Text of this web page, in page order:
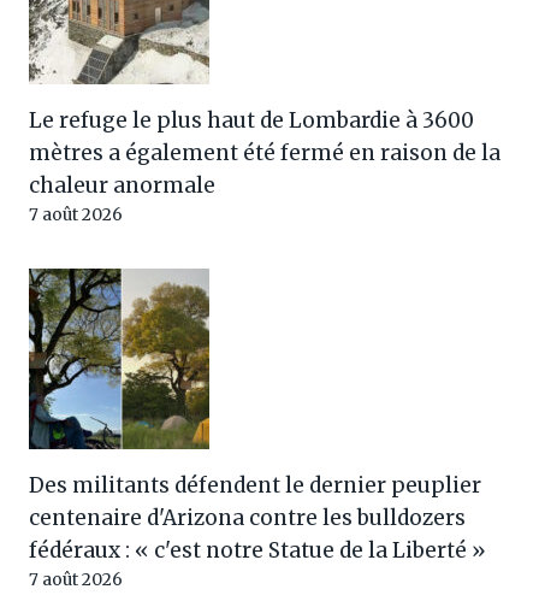
Le refuge le plus haut de Lombardie à 3600
mètres a également été fermé en raison de la
chaleur anormale
7 août 2026
Des militants défendent le dernier peuplier
centenaire d'Arizona contre les bulldozers
fédéraux : « c'est notre Statue de la Liberté »
7 août 2026